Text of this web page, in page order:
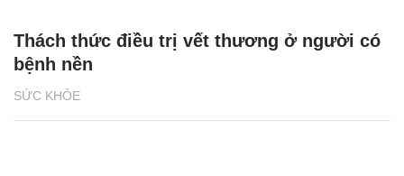
SỨC KHỎE
Thách thức điều trị vết thương ở người có
bệnh nền